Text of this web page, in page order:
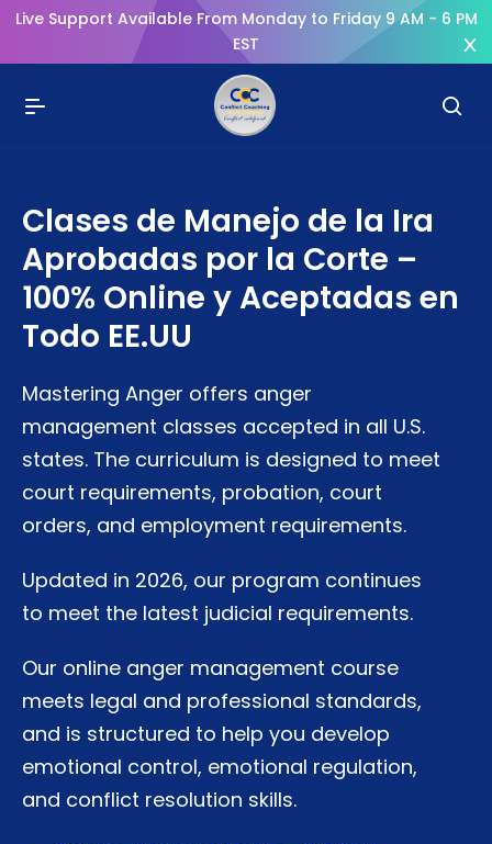
Live Support Available From Monday to Friday 9 AM - 6 PM
EST
Clases de Manejo de la Ira
Aprobadas por la Corte –
100% Online y Aceptadas en
Todo EE.UU
Mastering Anger offers anger
management classes accepted in all U.S.
states. The curriculum is designed to meet
court requirements, probation, court
orders, and employment requirements.
Updated in 2026, our program continues
to meet the latest judicial requirements.
Our online anger management course
meets legal and professional standards,
and is structured to help you develop
emotional control, emotional regulation,
and conflict resolution skills.